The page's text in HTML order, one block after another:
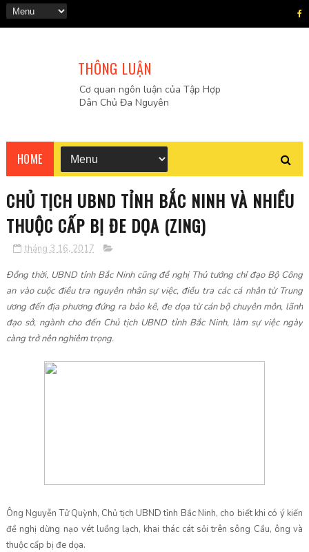
THÔNG LUẬN
Cơ quan ngôn luận của Tập Hợp
Dân Chủ Đa Nguyên
HOME
CHỦ TỊCH UBND TỈNH BẮC NINH VÀ NHIỀU
THUỘC CẤP BỊ ĐE DỌA (ZING)
tháng 3 16, 2017
Đồng thời, UBND tỉnh Bắc Ninh cũng đề nghị Thủ tướng chỉ đạo Bộ Công
an vào cuộc điều tra nguyên nhân sự việc, điều tra các cá nhân từ Trung
ương đến địa phương đứng ra bảo kê, đe dọa từ cán bộ chuyên môn, lãnh
đạo sở, ngành cho đến Chủ tịch UBND tỉnh Bắc Ninh, làm sự việc ngày
càng trở nên nghiêm trọng.
Ông Nguyễn Tử Quỳnh, Chủ tịch UBND tỉnh Bắc Ninh, cho biết khi có ý kiến
đề nghị dừng nạo vét luồng lạch, khai thác cát sỏi trên sông Cầu, ông và
thuộc cấp bị đe dọa.